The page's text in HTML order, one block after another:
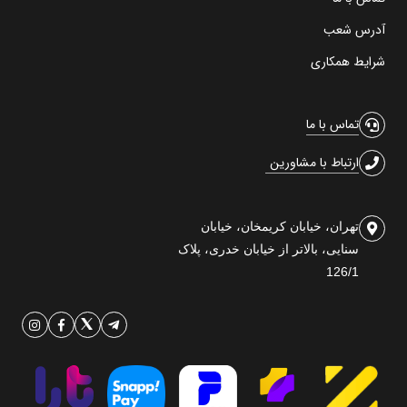
آدرس شعب
شرایط همکاری
تماس با ما
ارتباط با مشاورین
تهران، خیابان کریمخان، خیابان
سنایی، بالاتر از خیابان خدری، پلاک
126/1